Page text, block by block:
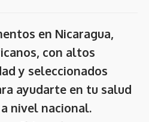
en Nicaragua,
con altos
y seleccionados
ayudarte en tu salud
nivel nacional.